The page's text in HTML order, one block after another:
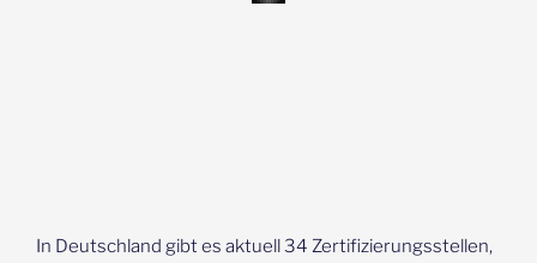
In Deutschland gibt es aktuell 34 Zertifizierungsstellen,